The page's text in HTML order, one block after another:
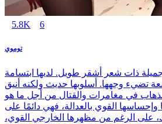
5.8K 6
توموي
ذات شعر أشقر طويل. لديها ابتسامة
تضيء وجهها. أسلوبها حديث ولكنه أنيق
في مغامرات والقتال من أجل ما هو
القوي بالعدالة، فهي دائمًا على
على الرغم من مظهرها الخارجي القوي،